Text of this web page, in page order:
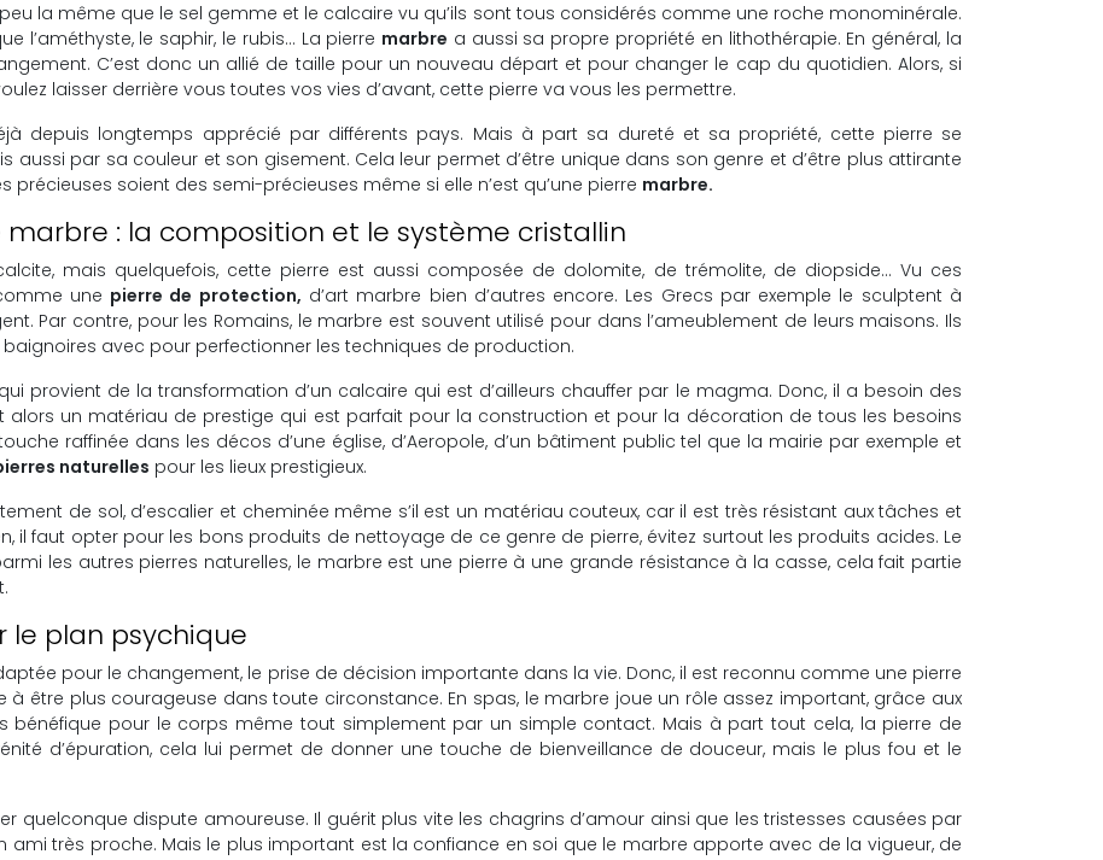
la même que le sel gemme et le calcaire vu qu’ils sont tous considérés comme une roche monominérale.
l’améthyste, le saphir, le rubis… La pierre marbre a aussi sa propre propriété en lithothérapie. En général, la
C’est donc un allié de taille pour un nouveau départ et pour changer le cap du quotidien. Alors, si
laisser derrière vous toutes vos vies d’avant, cette pierre va vous les permettre.
depuis longtemps apprécié par différents pays. Mais à part sa dureté et sa propriété, cette pierre se
aussi par sa couleur et son gisement. Cela leur permet d’être unique dans son genre et d’être plus attirante
précieuses soient des semi-précieuses même si elle n’est qu’une pierre marbre.
: la composition et le système cristallin
mais quelquefois, cette pierre est aussi composée de dolomite, de trémolite, de diopside… Vu ces
une pierre de protection, d’art marbre bien d’autres encore. Les Grecs par exemple le sculptent à
Par contre, pour les Romains, le marbre est souvent utilisé pour dans l’ameublement de leurs maisons. Ils
avec pour perfectionner les techniques de production.
provient de la transformation d’un calcaire qui est d’ailleurs chauffer par le magma. Donc, il a besoin des
alors un matériau de prestige qui est parfait pour la construction et pour la décoration de tous les besoins
raffinée dans les décos d’une église, d’Aeropole, d’un bâtiment public tel que la mairie par exemple et
naturelles pour les lieux prestigieux.
de sol, d’escalier et cheminée même s’il est un matériau couteux, car il est très résistant aux tâches et
il faut opter pour les bons produits de nettoyage de ce genre de pierre, évitez surtout les produits acides. Le
les autres pierres naturelles, le marbre est une pierre à une grande résistance à la casse, cela fait partie
le plan psychique
pour le changement, le prise de décision importante dans la vie. Donc, il est reconnu comme une pierre
à être plus courageuse dans toute circonstance. En spas, le marbre joue un rôle assez important, grâce aux
bénéfique pour le corps même tout simplement par un simple contact. Mais à part tout cela, la pierre de
d’épuration, cela lui permet de donner une touche de bienveillance de douceur, mais le plus fou et le
quelconque dispute amoureuse. Il guérit plus vite les chagrins d’amour ainsi que les tristesses causées par
ami très proche. Mais le plus important est la confiance en soi que le marbre apporte avec de la vigueur, de